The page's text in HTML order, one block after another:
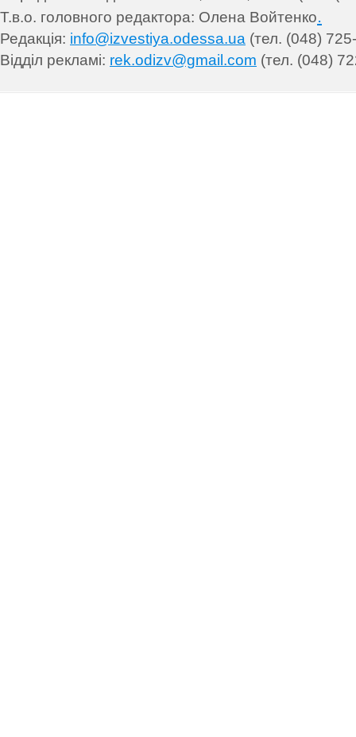
Т.в.о. головного редактора: Олена Войтенко.
Редакція: info@izvestiya.odessa.ua (тел. (048)
Відділ рекламі: rek.odizv@gmail.com (тел. (048)